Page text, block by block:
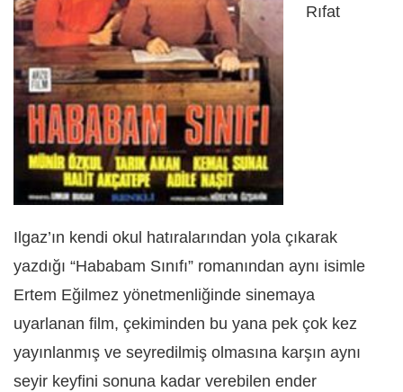
Rıfat
Ilgaz’ın kendi okul hatıralarından yola çıkarak
yazdığı “Hababam Sınıfı” romanından aynı isimle
Ertem Eğilmez yönetmenliğinde sinemaya
uyarlanan film, çekiminden bu yana pek çok kez
yayınlanmış ve seyredilmiş olmasına karşın aynı
seyir keyfini sonuna kadar verebilen ender